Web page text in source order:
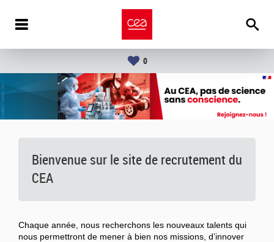
0
Bienvenue sur le site de recrutement du
CEA
Chaque année, nous recherchons les nouveaux talents qui
nous permettront de mener à bien nos missions, d’innover